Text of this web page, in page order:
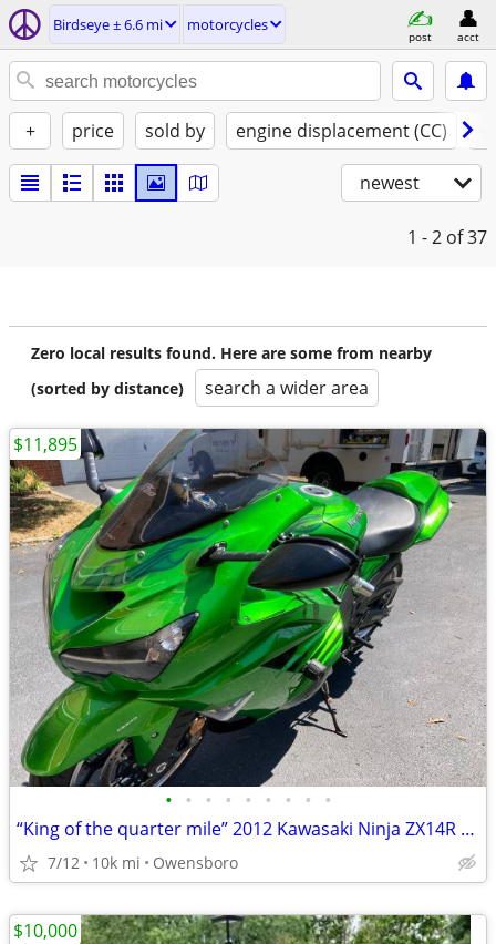
Birdseye ± 6.6 mi motorcycles
post acct
+ price sold by engine displacement (CC)
newest
1 - 2 of 37
Zero local results found. Here are some from nearby
(sorted by distance)
search a wider area
• • • • • • • • •
“King of the quarter mile” 2012 Kawasaki Ninja ZX14R SE
7/12 10k mi Owensboro
$11,895
$10,000